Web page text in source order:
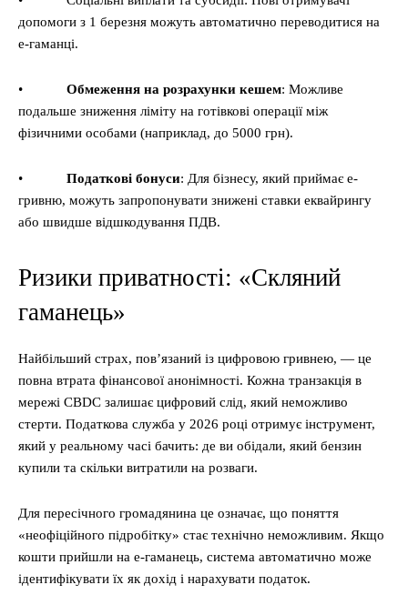
допомоги з 1 березня можуть автоматично переводитися на
е-гаманці.
• Обмеження на розрахунки кешем: Можливе
подальше зниження ліміту на готівкові операції між
фізичними особами (наприклад, до 5000 грн).
• Податкові бонуси: Для бізнесу, який приймає е-
гривню, можуть запропонувати знижені ставки еквайрингу
або швидше відшкодування ПДВ.
Ризики приватності: «Скляний
гаманець»
Найбільший страх, пов’язаний із цифровою гривнею, — це
повна втрата фінансової анонімності. Кожна транзакція в
мережі CBDC залишає цифровий слід, який неможливо
стерти. Податкова служба у 2026 році отримує інструмент,
який у реальному часі бачить: де ви обідали, який бензин
купили та скільки витратили на розваги.
Для пересічного громадянина це означає, що поняття
«неофіційного підробітку» стає технічно неможливим. Якщо
кошти прийшли на е-гаманець, система автоматично може
ідентифікувати їх як дохід і нарахувати податок.